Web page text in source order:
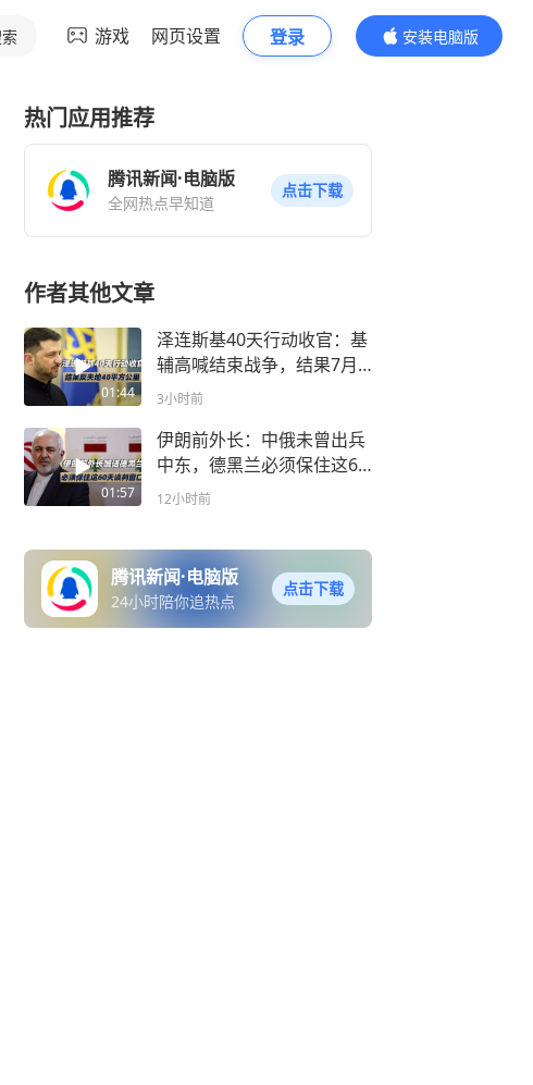
游戏 网页设置 登录
安装电脑版
内容更精彩
热门应用推荐
腾讯新闻·电脑版
全网热点早知道
点击下载
作者其他文章
01:44
泽连斯基40天行动收官：基
辅高喊结束战争，结果7月
反失地40平方公里？
3小时前
01:57
伊朗前外长：中俄未曾出兵
中东，德黑兰必须保住这60
天谈判窗口
12小时前
腾讯新闻·电脑版
24小时陪你追热点
点击下载